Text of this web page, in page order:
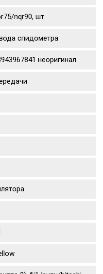
nqr90, шт
спидометра
неоригинал